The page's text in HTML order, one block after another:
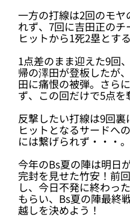
一方の打線は2回のモヤ
れず、7回に吉田正の
ヒットから1死2塁とす
1点差のまま迎えた9回
帰の澤田が登板したが
田に痛恨の被弾。さら
ず、この回だけで5点を
反撃したい打線は9回
ヒットとなるサードへ
には繋げられず・・・。
今年のBs夏の陣は明日
完封を見せた竹安！前
し、今日不発に終わっ
もらい、Bs夏の陣最終
越しを決めよう！